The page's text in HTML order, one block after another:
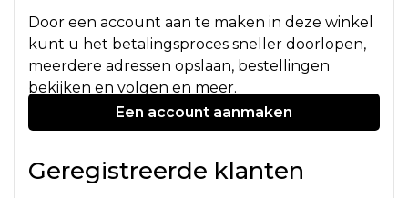
Door een account aan te maken in deze winkel
kunt u het betalingsproces sneller doorlopen,
meerdere adressen opslaan, bestellingen
bekijken en volgen en meer.
Een account aanmaken
Geregistreerde klanten